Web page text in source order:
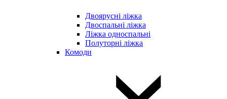
Двоярусні ліжка
Двоспальні ліжка
Ліжка односпальні
Полуторні ліжка
Комоди